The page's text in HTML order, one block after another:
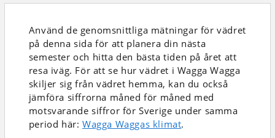
Använd de genomsnittliga mätningar för vädret
på denna sida för att planera din nästa
semester och hitta den bästa tiden på året att
resa iväg. För att se hur vädret i Wagga Wagga
skiljer sig från vädret hemma, kan du också
jämföra siffrorna måned för måned med
motsvarande siffror för Sverige under samma
period här:Wagga Waggas klimat.